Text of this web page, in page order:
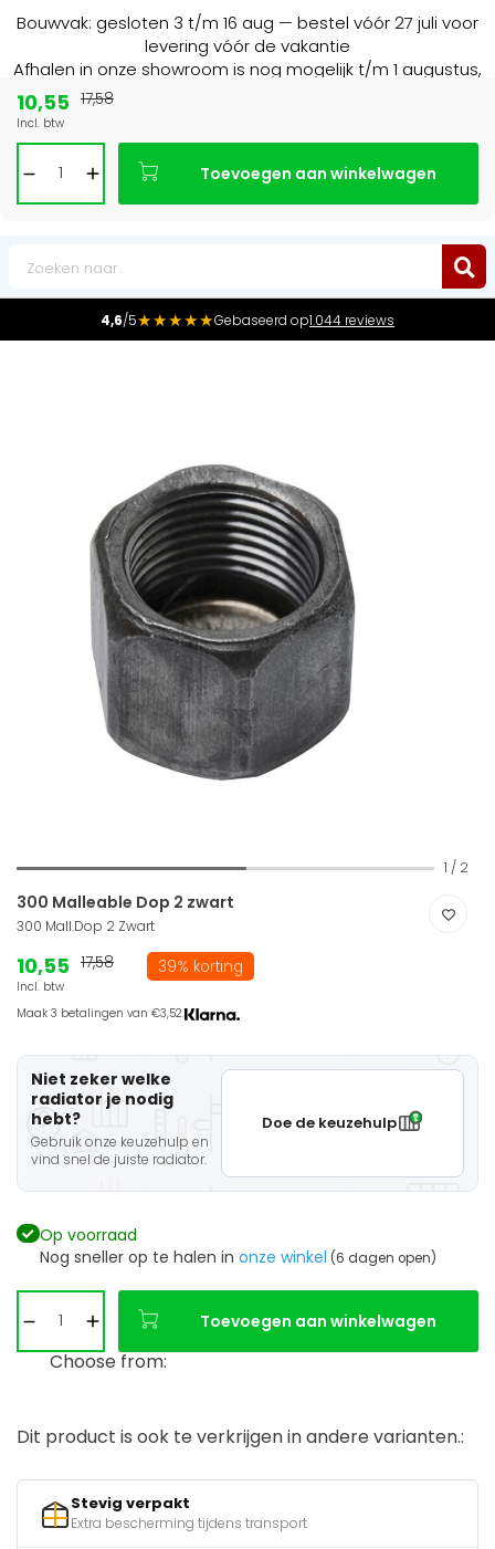
Bouwvak: gesloten 3 t/m 16 aug — bestel vóór 27 juli voor
levering vóór de vakantie
Afhalen in onze showroom is nog mogelijk t/m 1 augustus,
4,6/5★★★★★Gebaseerd op1.044 reviews
1 / 2
300 Malleable Dop 2 zwart
300 Mall.Dop 2 Zwart
10,55
Incl. btw
17,58 39% korting
Maak 3 betalingen van €3,52.
Niet zeker welke
radiator je nodig
hebt?
Gebruik onze keuzehulp en
vind snel de juiste radiator.
Doe de keuzehulp
Op voorraad
Nog sneller op te halen in onze winkel (6 dagen open)
Toevoegen aan winkelwagen
10,55
Incl. btw
17,58
Toevoegen aan winkelwagen
Choose from:
Dit product is ook te verkrijgen in andere varianten.:
Stevig verpakt
Extra bescherming tijdens transport